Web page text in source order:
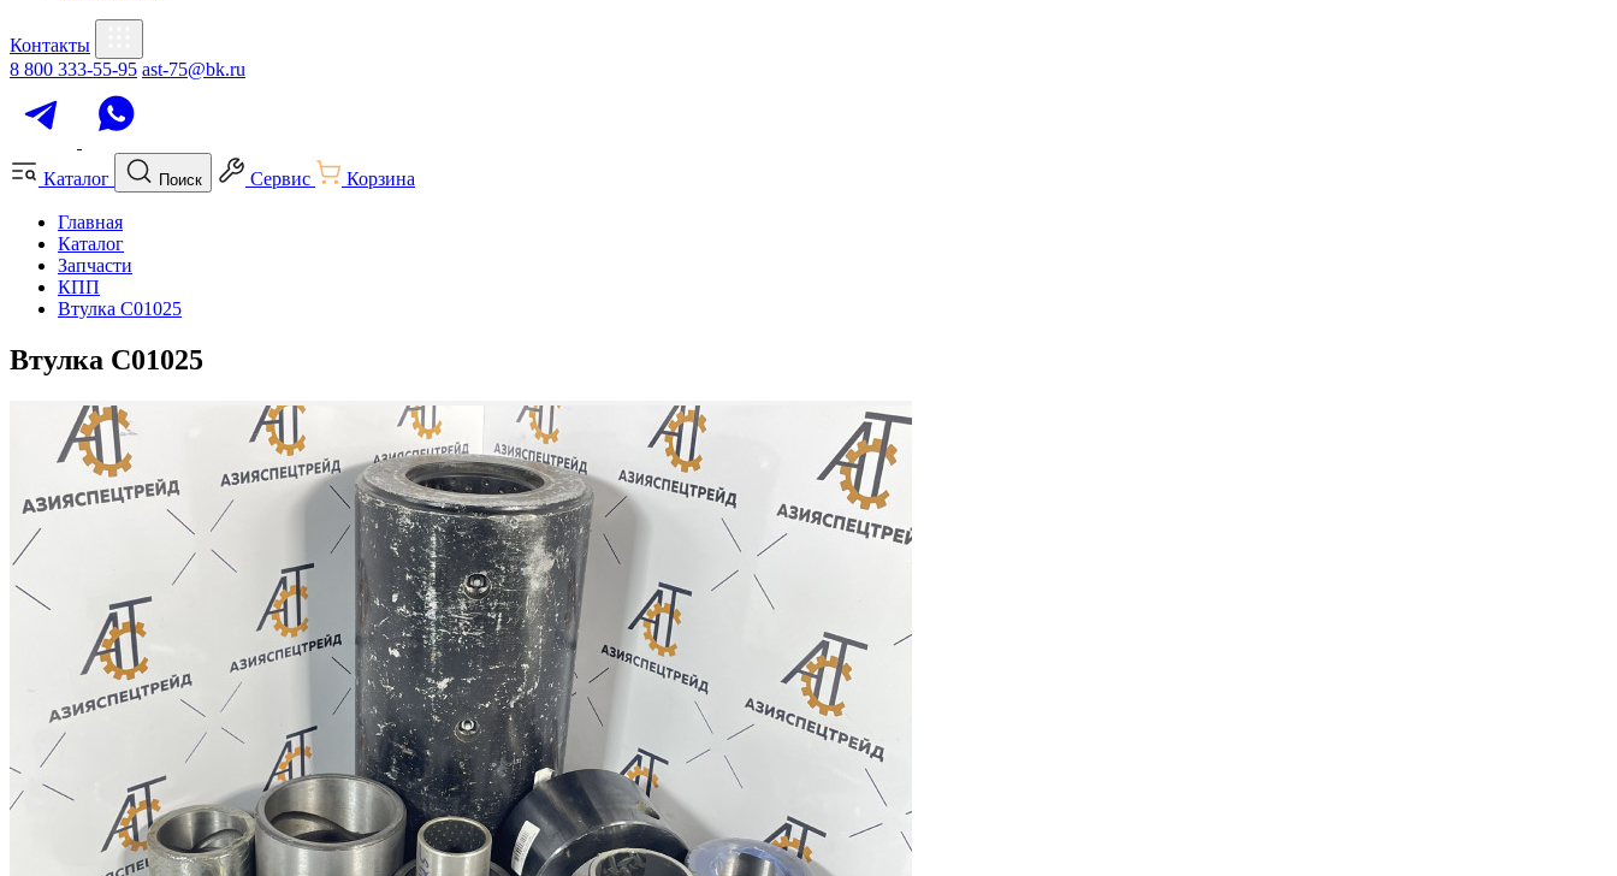
Контакты
8 800 333-55-95 ast-75@bk.ru
Каталог Поиск Сервис Корзина
Главная
Каталог
Запчасти
КПП
Втулка C01025
Втулка C01025